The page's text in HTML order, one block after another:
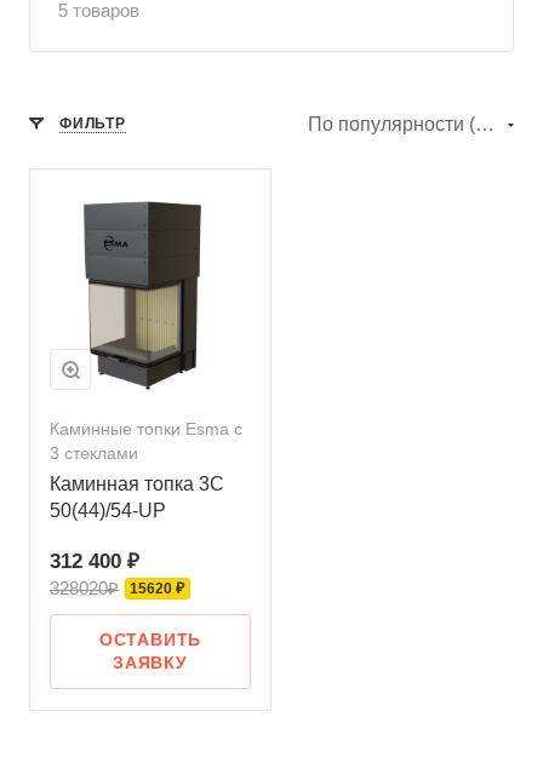
5 товаров
ФИЛЬТР По популярности (убывание)
Каминные топки Esma с
3 стеклами
Каминная топка 3С
50(44)/54-UP
312 400 ₽
328020₽ 15620 ₽
ОСТАВИТЬ
ЗАЯВКУ